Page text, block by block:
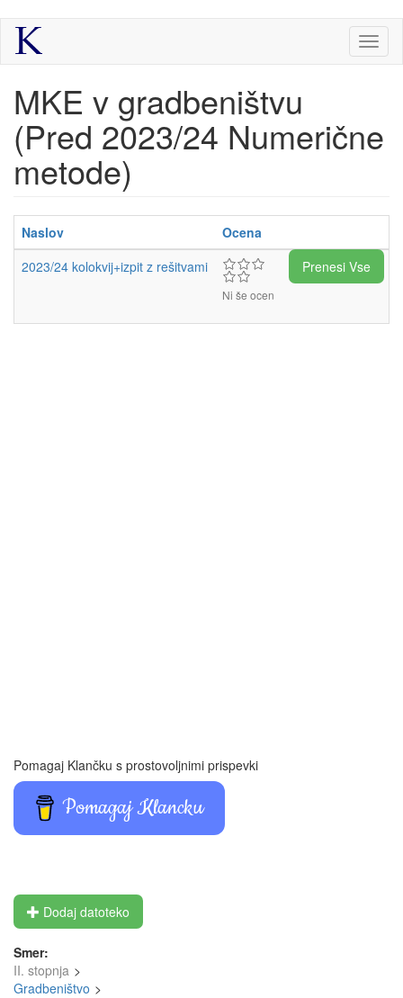
Skip
main
MKE v gradbeništvu
(Pred 2023/24 Numerične
metode)
Naslov
Ocena
2023/24 kolokvij+izpit z rešitvami
Ni še ocen
Prenesi Vse
Pomagaj Klančku s prostovoljnimi prispevki
Pomagaj Klancku
Dodaj datoteko
Smer:
II. stopnja
Gradbeništvo